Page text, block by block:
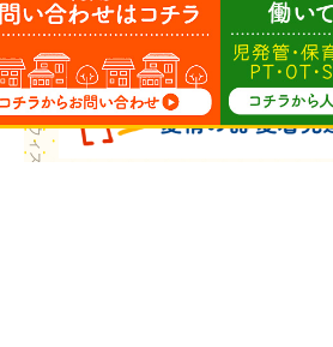
Copyright © ウィズ・ユー All Rights Reserved.